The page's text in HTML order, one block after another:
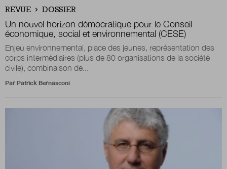
REVUE DOSSIER
Un nouvel horizon démocratique pour le Conseil
économique, social et environnemental (CESE)
Enjeu environnemental, place des jeunes, représentation des
corps intermédiaires (plus de 80 organisations de la société
civile), combinaison de...
Par Patrick Bernasconi